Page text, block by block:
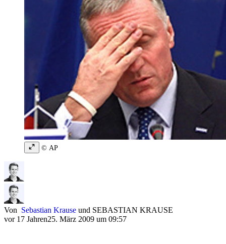
© AP
Von Sebastian Krause und SEBASTIAN KRAUSE
vor 17 Jahren25. März 2009 um 09:57